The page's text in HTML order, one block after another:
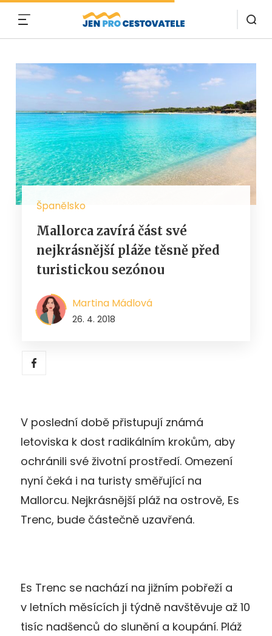
Španělsko
Mallorca zavírá část své
nejkrásnější pláže těsně před
turistickou sezónou
Martina Mádlová
26. 4. 2018
V poslední době přistupují známá
letoviska k dost radikálním krokům, aby
ochránili své životní prostředí. Omezení
nyní čeká i na turisty směřující na
Mallorcu. Nejkrásnější pláž na ostrově, Es
Trenc, bude částečně uzavřená.
Es Trenc se nachází na jižním pobřeží a
v letních měsících ji týdně navštěvuje až 10
tisíc nadšenců do slunění a koupání. Pláž